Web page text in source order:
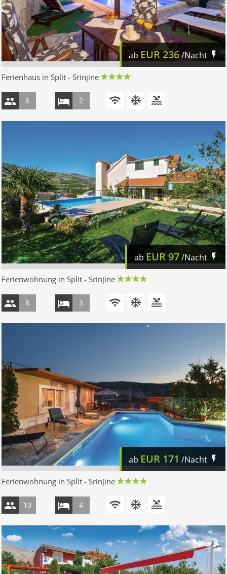
ab EUR236/Nacht
Ferienhaus in Split - Srinjine
6 2
ab EUR97/Nacht
Ferienwohnung in Split - Srinjine
8 3
ab EUR 171 /Nacht
Ferienwohnung in Split - Srinjine
10 4